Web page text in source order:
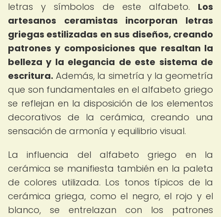
letras y símbolos de este alfabeto. Los
artesanos ceramistas incorporan letras
griegas estilizadas en sus diseños, creando
patrones y composiciones que resaltan la
belleza y la elegancia de este sistema de
escritura. Además, la simetría y la geometría
que son fundamentales en el alfabeto griego
se reflejan en la disposición de los elementos
decorativos de la cerámica, creando una
sensación de armonía y equilibrio visual.
La influencia del alfabeto griego en la
cerámica se manifiesta también en la paleta
de colores utilizada. Los tonos típicos de la
cerámica griega, como el negro, el rojo y el
blanco, se entrelazan con los patrones